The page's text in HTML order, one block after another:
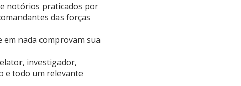
notórios praticados por
das forças
em nada comprovam sua
investigador,
e todo um relevante